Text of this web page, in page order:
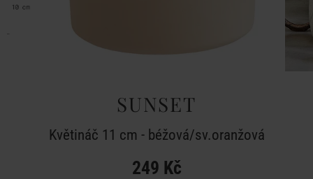
SUNSET
Květináč 11 cm - béžová/sv.oranžová
249 Kč